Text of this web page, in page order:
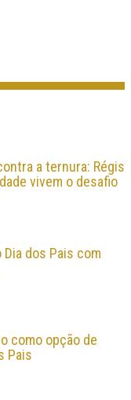
a ternura: Régis
vivem o desafio
dos Pais com
como opção de
Pais